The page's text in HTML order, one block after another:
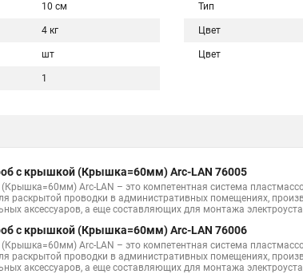
10 см
4 кг
шт
1
Тип
Цвет
Цвет
с крышкой (Крышка=60мм) Arc-LAN 76005
Arc-LAN – это компетентная система
раскрытой проводки в административных помещениях,
аксессуаров, а еще составляющих для монтажа
с крышкой (Крышка=60мм) Arc-LAN 76006
Arc-LAN – это компетентная система
раскрытой проводки в административных помещениях,
аксессуаров, а еще составляющих для монтажа